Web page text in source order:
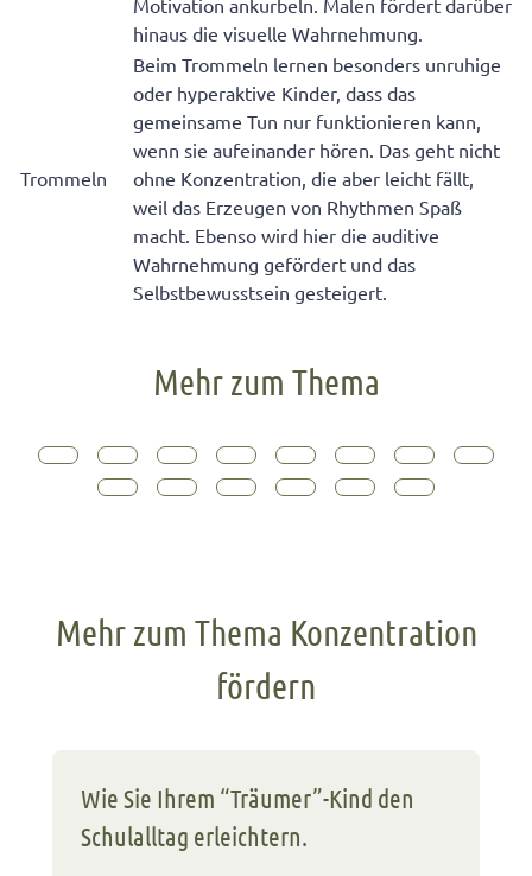
Motivation ankurbeln. Malen fördert darüber
hinaus die visuelle Wahrnehmung.
Trommeln
Beim Trommeln lernen besonders unruhige
oder hyperaktive Kinder, dass das
gemeinsame Tun nur funktionieren kann,
wenn sie aufeinander hören. Das geht nicht
ohne Konzentration, die aber leicht fällt,
weil das Erzeugen von Rhythmen Spaß
macht. Ebenso wird hier die auditive
Wahrnehmung gefördert und das
Selbstbewusstsein gesteigert.
Mehr zum Thema
Mehr zum Thema Konzentration
fördern
Wie Sie Ihrem “Träumer”-Kind den
Schulalltag erleichtern.